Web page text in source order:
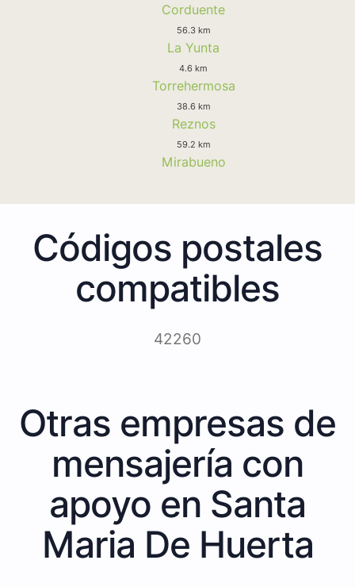
Corduente
56.3 km
La Yunta
4.6 km
Torrehermosa
38.6 km
Reznos
59.2 km
Mirabueno
Códigos postales
compatibles
42260
Otras empresas de
mensajería con
apoyo en Santa
Maria De Huerta